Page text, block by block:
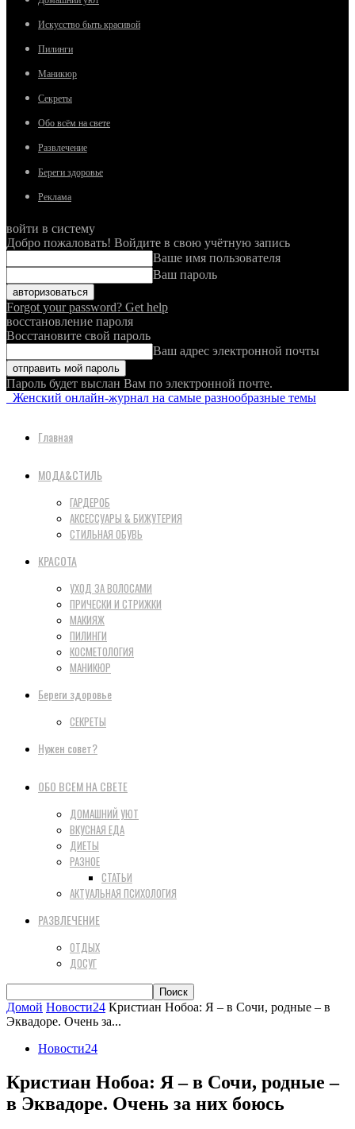
Искусство быть красивой
Пилинги
Маникюр
Секреты
Обо всём на свете
Развлечение
Береги здоровье
Реклама
войти в систему
Добро пожаловать! Войдите в свою учётную запись
Ваше имя пользователя
Ваш пароль
Forgot your password? Get help
восстановление пароля
Восстановите свой пароль
Ваш адрес электронной почты
Пароль будет выслан Вам по электронной почте.
Женский онлайн-журнал на самые разнообразные темы
Главная
МОДА&СТИЛЬ
ГАРДЕРОБ
АКСЕССУАРЫ & БИЖУТЕРИЯ
СТИЛЬНАЯ ОБУВЬ
КРАСОТА
УХОД ЗА ВОЛОСАМИ
ПРИЧЕСКИ И СТРИЖКИ
МАКИЯЖ
ПИЛИНГИ
КОСМЕТОЛОГИЯ
МАНИКЮР
Береги здоровье
СЕКРЕТЫ
Нужен совет?
ОБО ВСЕМ НА СВЕТЕ
ДОМАШНИЙ УЮТ
ВКУСНАЯ ЕДА
ДИЕТЫ
РАЗНОЕ
СТАТЬИ
АКТУАЛЬНАЯ ПСИХОЛОГИЯ
РАЗВЛЕЧЕНИЕ
ОТДЫХ
ДОСУГ
Домой Новости24 Кристиан Нобоа: Я – в Сочи, родные – в
Эквадоре. Очень за...
Новости24
Кристиан Нобоа: Я – в Сочи, родные –
в Эквадоре. Очень за них боюсь